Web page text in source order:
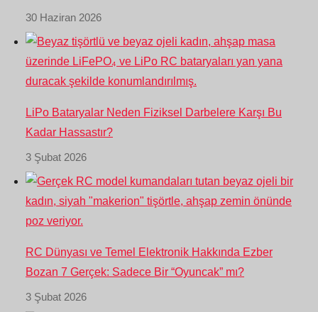
30 Haziran 2026
LiPo Bataryalar Neden Fiziksel Darbelere Karşı Bu
Kadar Hassastır?
3 Şubat 2026
RC Dünyası ve Temel Elektronik Hakkında Ezber
Bozan 7 Gerçek: Sadece Bir “Oyuncak” mı?
3 Şubat 2026